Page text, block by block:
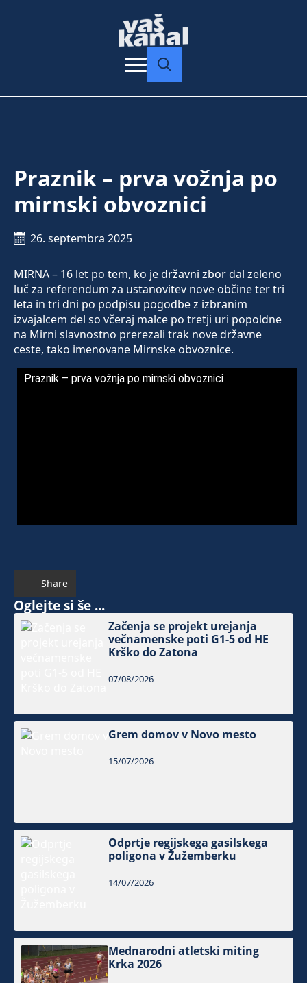
Praznik – prva vožnja po
mirnski obvoznici
26. septembra 2025
MIRNA – 16 let po tem, ko je državni zbor dal zeleno
luč za referendum za ustanovitev nove občine ter tri
leta in tri dni po podpisu pogodbe z izbranim
izvajalcem del so včeraj malce po tretji uri popoldne
na Mirni slavnostno prerezali trak nove državne
ceste, tako imenovane Mirnske obvoznice.
Praznik – prva vožnja po mirnski obvoznici
Share
Oglejte si še ...
Začenja se projekt urejanja
večnamenske poti G1-5 od HE
Krško do Zatona
07/08/2026
Grem domov v Novo mesto
15/07/2026
Odprtje regijskega gasilskega
poligona v Žužemberku
14/07/2026
Mednarodni atletski miting
Krka 2026